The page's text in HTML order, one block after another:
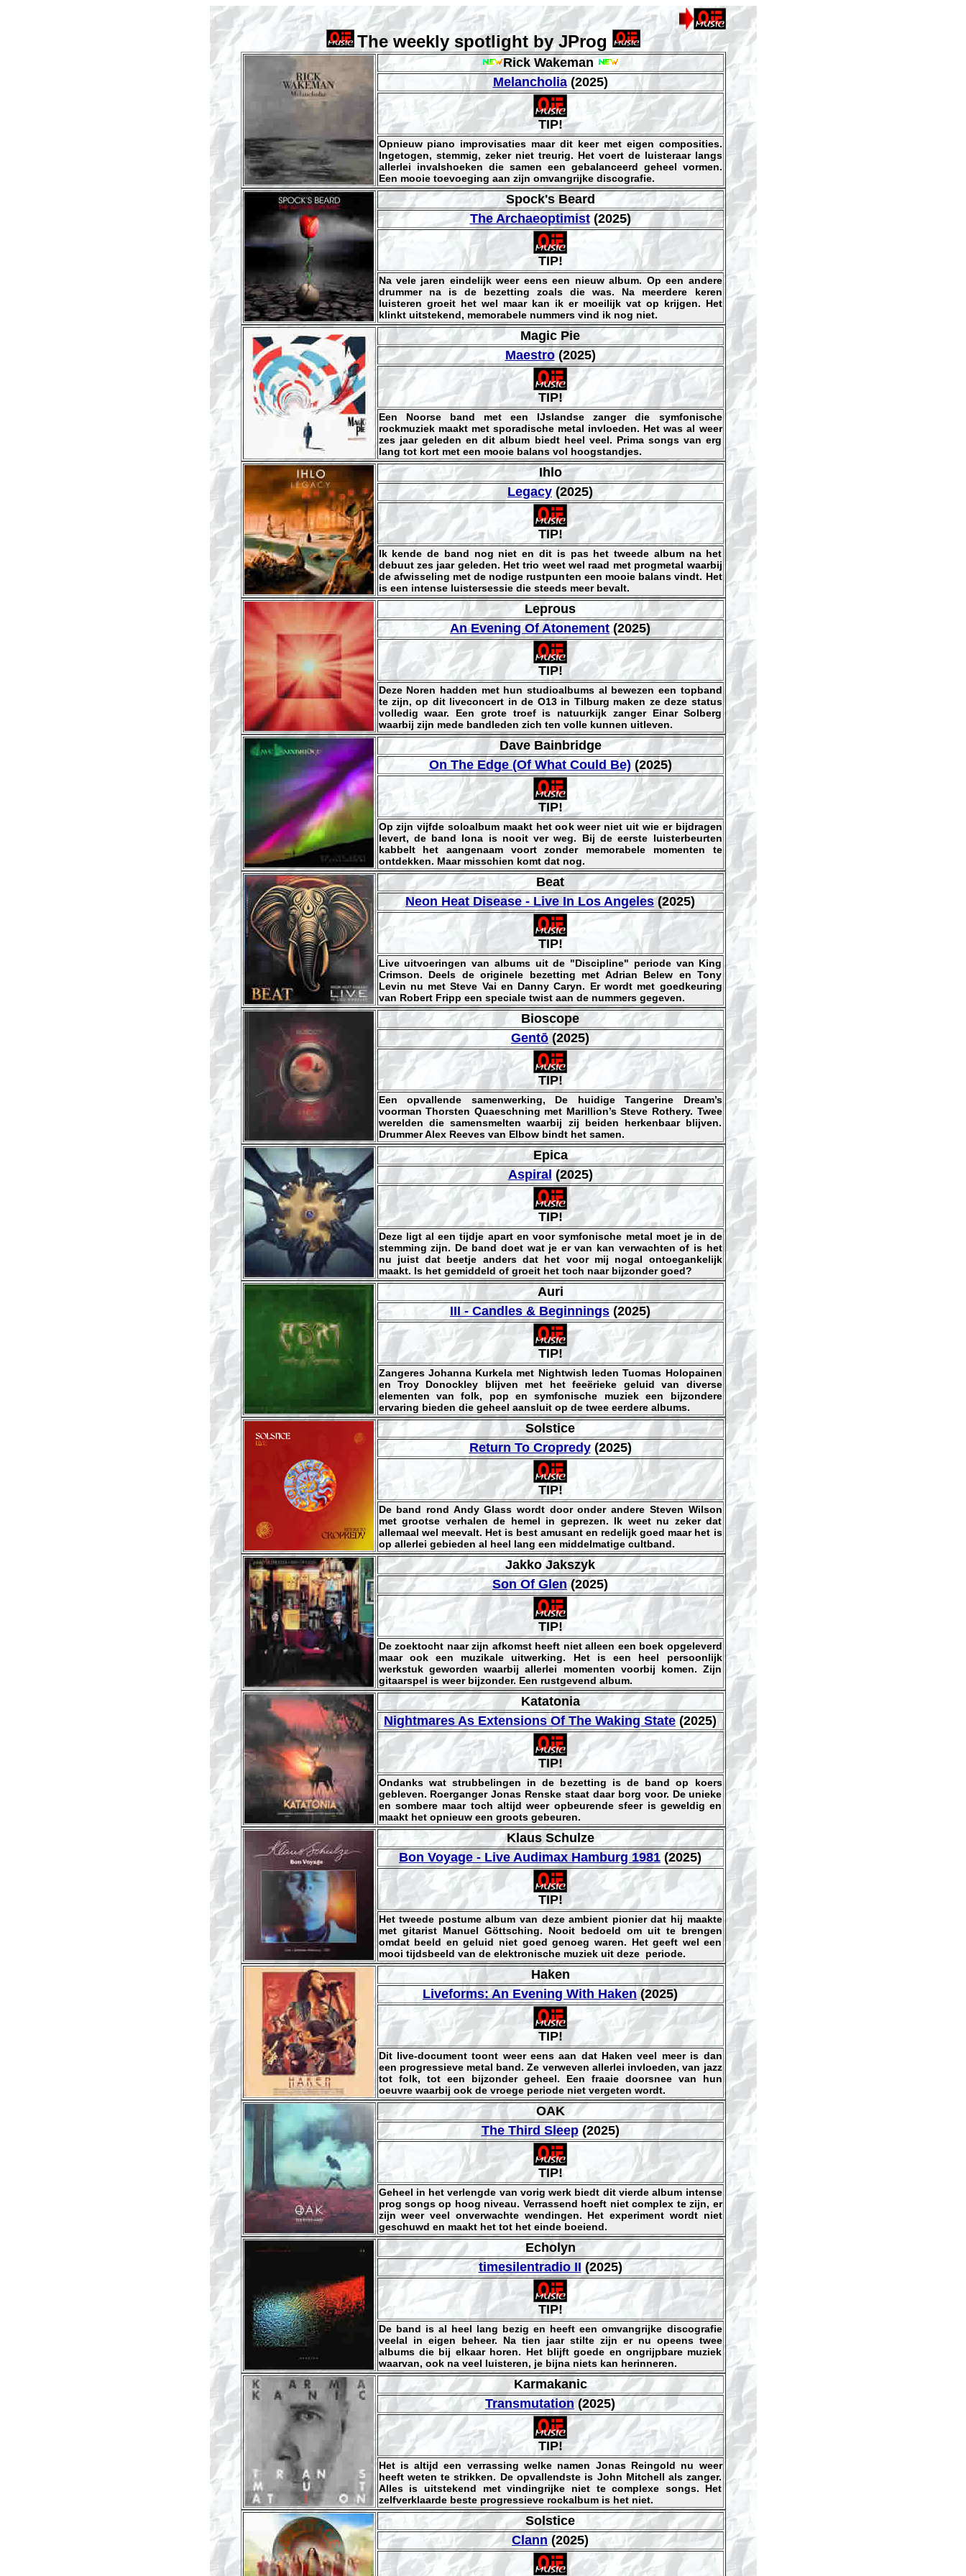
The weekly spotlight by JProg
Rick Wakeman
Melancholia(2025)
TIP!
Opnieuw piano improvisaties maar dit keer met eigen composities.
Ingetogen, stemmig, zeker niet treurig. Het voert de luisteraar langs
allerlei invalshoeken die samen een gebalanceerd geheel vormen.
Een mooie toevoeging aan zijn omvangrijke discografie.
Spock's Beard
The Archaeoptimist(2025)
TIP!
Na vele jaren eindelijk weer eens een nieuw album. Op een andere
drummer na is de bezetting zoals die was. Na meerdere keren
luisteren groeit het wel maar kan ik er moeilijk vat op krijgen. Het
klinkt uitstekend, memorabele nummers vind ik nog niet.
Magic Pie
Maestro(2025)
TIP!
Een Noorse band met een IJslandse zanger die symfonische
rockmuziek maakt met sporadische metal invloeden. Het was al weer
zes jaar geleden en dit album biedt heel veel. Prima songs van erg
lang tot kort met een mooie balans vol hoogstandjes.
Ihlo
Legacy (2025)
TIP!
Ik kende de band nog niet en dit is pas het tweede album na het
debuut zes jaar geleden. Het trio weet wel raad met progmetal waarbij
de afwisseling met de nodige rustpunten een mooie balans vindt. Het
is een intense luistersessie die steeds meer bevalt.
Leprous
An Evening Of Atonement(2025)
TIP!
Deze Noren hadden met hun studioalbums al bewezen een topband
te zijn, op dit liveconcert in de O13 in Tilburg maken ze deze status
volledig waar. Een grote troef is natuurkijk zanger Einar Solberg
waarbij zijn mede bandleden zich ten volle kunnen uitleven.
Dave Bainbridge
On The Edge (Of What Could Be)(2025)
TIP!
Op zijn vijfde soloalbum maakt het ook weer niet uit wie er bijdragen
levert, de band Iona is nooit ver weg. Bij de eerste luisterbeurten
kabbelt het aangenaam voort zonder memorabele momenten te
ontdekken. Maar misschien komt dat nog.
Beat
Neon Heat Disease - Live In Los Angeles(2025)
TIP!
Live uitvoeringen van albums uit de "Discipline" periode van King
Crimson. Deels de originele bezetting met Adrian Belew en Tony
Levin nu met Steve Vai en Danny Caryn. Er wordt met goedkeuring
van Robert Fripp een speciale twist aan de nummers gegeven.
Bioscope
Gentō (2025)
TIP!
Een opvallende samenwerking, De huidige Tangerine Dream’s
voorman Thorsten Quaeschning met Marillion’s Steve Rothery. Twee
werelden die samensmelten waarbij zij beiden herkenbaar blijven.
Drummer Alex Reeves van Elbow bindt het samen.
Epica
Aspiral (2025)
TIP!
Deze ligt al een tijdje apart en voor symfonische metal moet je in de
stemming zijn. De band doet wat je er van kan verwachten of is het
nu juist dat beetje anders dat het voor mij nogal ontoegankelijk
maakt. Is het gemiddeld of groeit het toch naar bijzonder goed?
Auri
III - Candles & Beginnings (2025)
TIP!
Zangeres Johanna Kurkela met Nightwish leden Tuomas Holopainen
en Troy Donockley blijven met het feeërieke geluid van diverse
elementen van folk, pop en symfonische muziek een bijzondere
ervaring bieden die geheel aansluit op de twee eerdere albums.
Solstice
Return To Cropredy(2025)
TIP!
De band rond Andy Glass wordt door onder andere Steven Wilson
met grootse verhalen de hemel in geprezen. Ik weet nu zeker dat
allemaal wel meevalt. Het is best amusant en redelijk goed maar het is
op allerlei gebieden al heel lang een middelmatige cultband.
Jakko Jakszyk
Son Of Glen (2025)
TIP!
De zoektocht naar zijn afkomst heeft niet alleen een boek opgeleverd
maar ook een muzikale uitwerking. Het is een heel persoonlijk
werkstuk geworden waarbij allerlei momenten voorbij komen. Zijn
gitaarspel is weer bijzonder. Een rustgevend album.
Katatonia
Nightmares As Extensions Of The Waking State (2025)
TIP!
Ondanks wat strubbelingen in de bezetting is de band op koers
gebleven. Roerganger Jonas Renske staat daar borg voor. De unieke
en sombere maar toch altijd weer opbeurende sfeer is geweldig en
maakt het opnieuw een groots gebeuren.
Klaus Schulze
Bon Voyage - Live Audimax Hamburg 1981 (2025)
TIP!
Het tweede postume album van deze ambient pionier dat hij maakte
met gitarist Manuel Göttsching. Nooit bedoeld om uit te brengen
omdat beeld en geluid niet goed genoeg waren. Het geeft wel een
mooi tijdsbeeld van de elektronische muziek uit deze periode.
Haken
Liveforms: An Evening With Haken(2025)
TIP!
Dit live-document toont weer eens aan dat Haken veel meer is dan
een progressieve metal band. Ze verweven allerlei invloeden, van jazz
tot folk, tot een bijzonder geheel. Een fraaie doorsnee van hun
oeuvre waarbij ook de vroege periode niet vergeten wordt.
OAK
The Third Sleep(2025)
TIP!
Geheel in het verlengde van vorig werk biedt dit vierde album intense
prog songs op hoog niveau. Verrassend hoeft niet complex te zijn, er
zijn weer veel onverwachte wendingen. Het experiment wordt niet
geschuwd en maakt het tot het einde boeiend.
Echolyn
timesilentradio II (2025)
TIP!
De band is al heel lang bezig en heeft een omvangrijke discografie
veelal in eigen beheer. Na tien jaar stilte zijn er nu opeens twee
albums die bij elkaar horen. Het blijft goede en ongrijpbare muziek
waarvan, ook na veel luisteren, je bijna niets kan herinneren.
Karmakanic
Transmutation (2025)
TIP!
Het is altijd een verrassing welke namen Jonas Reingold nu weer
heeft weten te strikken. De opvallendste is John Mitchell als zanger.
Alles is uitstekend met vindingrijke niet te complexe songs. Het
zelfverklaarde beste progressieve rockalbum is het niet.
Solstice
Clann (2025)